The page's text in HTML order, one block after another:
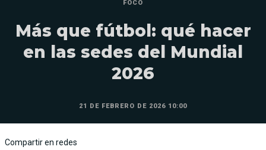
FOCO
Más que fútbol: qué hacer
en las sedes del Mundial
2026
21 DE FEBRERO DE 2026 10:00
Compartir en redes